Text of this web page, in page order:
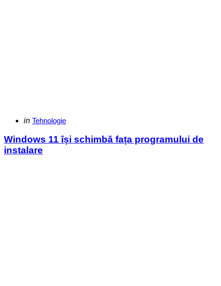
Categories
Posted
in Tehnologie
Windows 11 își schimbă fața programului de
instalare